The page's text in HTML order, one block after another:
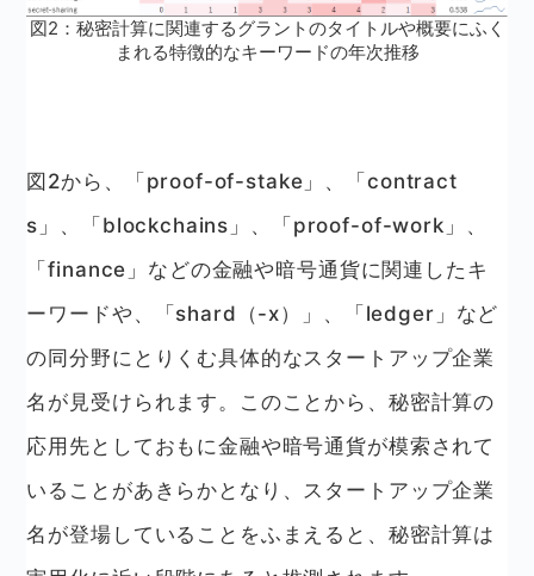
図2：秘密計算に関連するグラントのタイトルや概要にふく
まれる特徴的なキーワードの年次推移
図2から、「proof-of-stake」、「contract
s」、「blockchains」、「proof-of-work」、
「finance」などの金融や暗号通貨に関連したキ
ーワードや、「shard（-x）」、「ledger」など
の同分野にとりくむ具体的なスタートアップ企業
名が見受けられます。このことから、秘密計算の
応用先としておもに金融や暗号通貨が模索されて
いることがあきらかとなり、スタートアップ企業
名が登場していることをふまえると、秘密計算は